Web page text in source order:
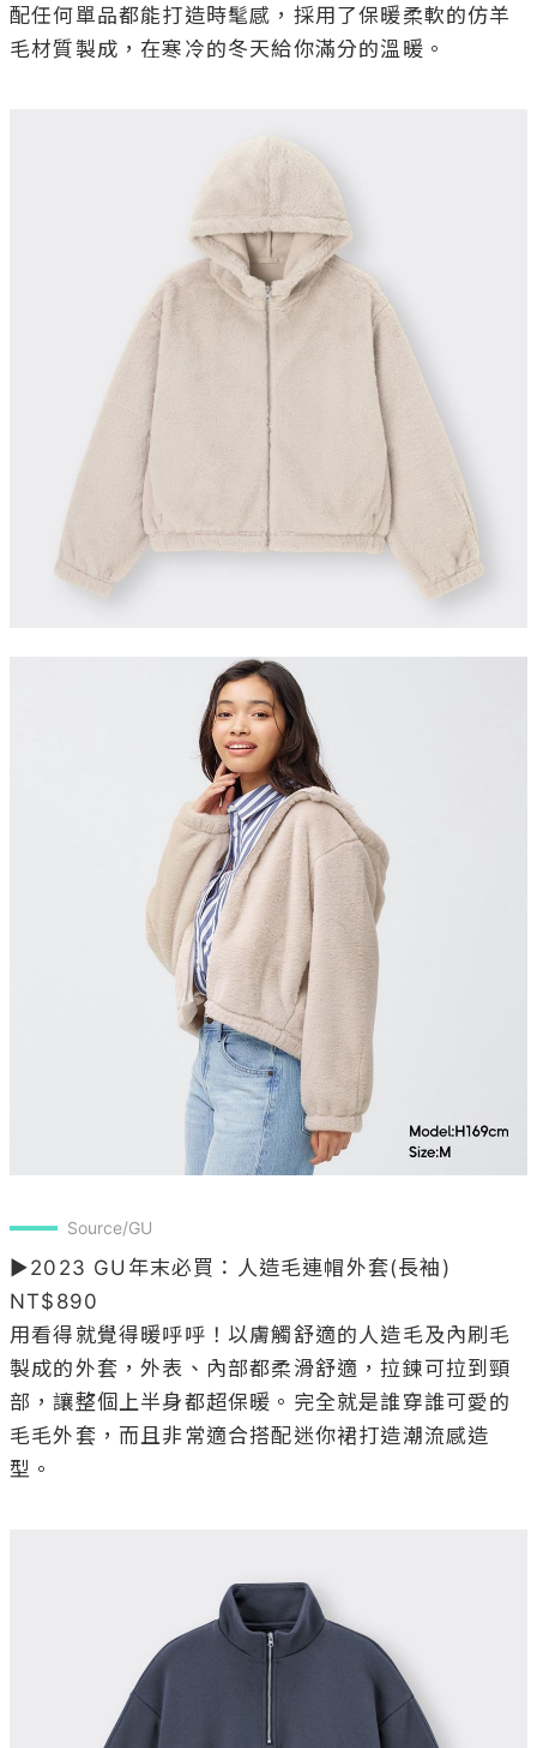
配任何單品都能打造時髦感，採用了保暖柔軟的仿羊
毛材質製成，在寒冷的冬天給你滿分的溫暖。
Source/GU
▶2023 GU年末必買：人造毛連帽外套(長袖)
NT$890
用看得就覺得暖呼呼！以膚觸舒適的人造毛及內刷毛
製成的外套，外表、內部都柔滑舒適，拉鍊可拉到頸
部，讓整個上半身都超保暖。完全就是誰穿誰可愛的
毛毛外套，而且非常適合搭配迷你裙打造潮流感造
型。